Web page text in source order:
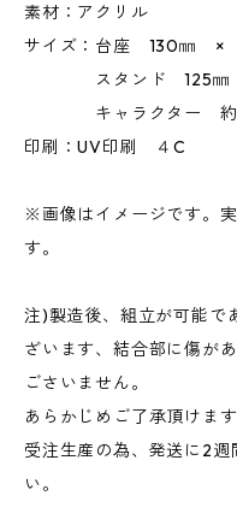
素材：アクリル
サイズ：台座 130㎜
スタンド 125㎜
キャラクター 約
印刷：UV印刷 ４C
※画像はイメージです。
す。
注)製造後、組立が可能で
ざいます、結合部に傷が
ごさいません。
あらかじめご了承頂けま
受注生産の為、発送に2
い。